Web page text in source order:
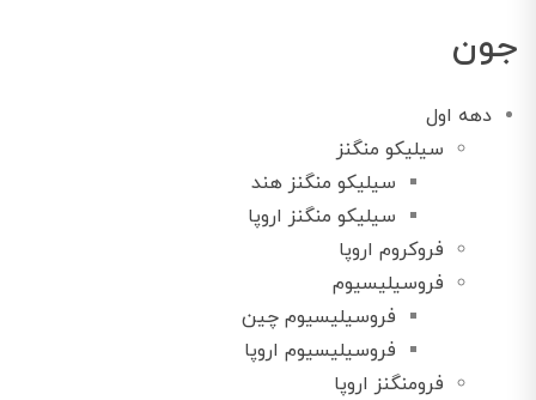
جون
دهه اول
سیلیکو منگنز
سیلیکو منگنز هند
سیلیکو منگنز اروپا
فروکروم اروپا
فروسیلیسیوم
فروسیلیسیوم چین
فروسیلیسیوم اروپا
فرومنگنز اروپا